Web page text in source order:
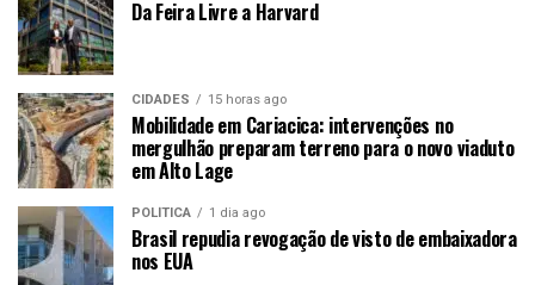
Da Feira Livre a Harvard
CIDADES 15 horas ago
Mobilidade em Cariacica: intervenções no
mergulhão preparam terreno para o novo viaduto
em Alto Lage
POLÍTICA 1 dia ago
Brasil repudia revogação de visto de embaixadora
nos EUA